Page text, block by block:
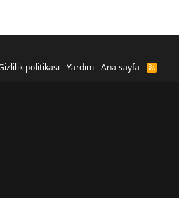
politikası Yardım Ana sayfa
R